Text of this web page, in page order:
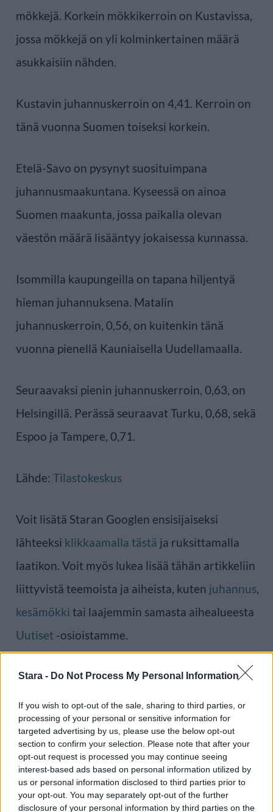
Stara - Do Not Process My Personal Information
If you wish to opt-out of the sale, sharing to third parties, or
processing of your personal or sensitive information for
targeted advertising by us, please use the below opt-out
section to confirm your selection. Please note that after your
opt-out request is processed you may continue seeing
interest-based ads based on personal information utilized by
us or personal information disclosed to third parties prior to
your opt-out. You may separately opt-out of the further
disclosure of your personal information by third parties on the
mökkejä. Korkein mökkikerroin on Kustavissa,
jossa mökkejä on yli kolminkertainen määrä
asukkaisiin nähden.
Kustavin juhannuskerroin on 4,41. Kerroin on
tänä vuonna Suomen toiseksi korkein.
Etelä-Savo on pysynyt suosituimpana
juhannusmaakuntana. Kyseessä on ainoa
Suomen maakunta, jossa paikalla olevan
väestön määrä lisääntyy jokaisessa kunnassa.
Isommilla kaupungeilla on tapana hiljentyä
hieman juhannuksena. Matalin
juhannuskerroin, 0,56, on kuitenkin tänä
vuonna pienellä Kauniaisella Uudellamaalla.
Seuraavaksi pienin juhannuskerroin, 0,63, on
Helsingillä. Perässä seuraavat Turku, 0,68, sekä
Espoo ja Tampere, 0,71.
Lähde: Tilastokeskus
Voit lisätä Staran Googlen ensisijaiseksi
lähteeksi klikkaamalla tästä ja ruksittamalla
laatikon. Voit myös lukea lisää tähän artikkeliin
liittyvistä teemoista ja aiheista, kuten juhannus,
kesämökki tai laajemmin samasta aihealueesta
Uutiset -osioistamme.
Ilmoita virheestä·Tietoa meistä·Toimitusperiaatteet